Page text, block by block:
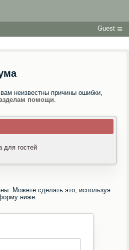
Guest
неизвестны причины ошибки,
помощи.
для гостей
Можете сделать это, используя
ниже.